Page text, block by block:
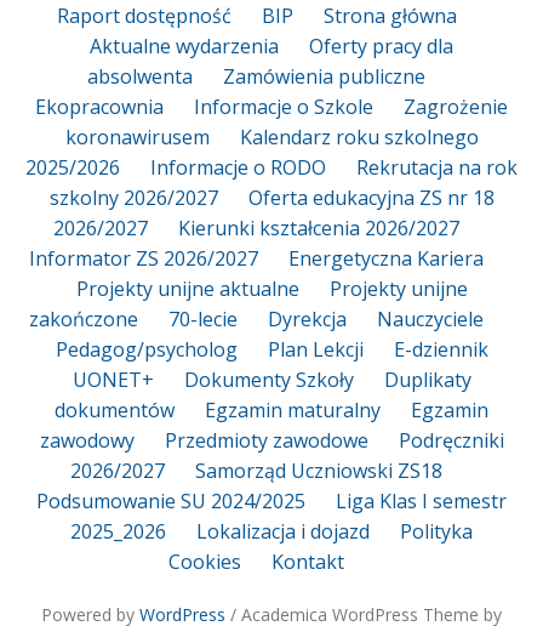
Raport dostępność
BIP
Strona główna
Aktualne wydarzenia
Oferty pracy dla
absolwenta
Zamówienia publiczne
Ekopracownia
Informacje o Szkole
Zagrożenie
koronawirusem
Kalendarz roku szkolnego
2025/2026
Informacje o RODO
Rekrutacja na rok
szkolny 2026/2027
Oferta edukacyjna ZS nr 18
2026/2027
Kierunki kształcenia 2026/2027
Informator ZS 2026/2027
Energetyczna Kariera
Projekty unijne aktualne
Projekty unijne
zakończone
70-lecie Dyrekcja
Nauczyciele
Pedagog/psycholog
Plan Lekcji
E-dziennik
UONET+
Dokumenty Szkoły
Duplikaty
dokumentów
Egzamin maturalny
Egzamin
zawodowy
Przedmioty zawodowe
Podręczniki
2026/2027
Samorząd Uczniowski ZS18
Podsumowanie SU 2024/2025
Liga Klas I semestr
2025_2026
Lokalizacja i dojazd
Polityka
Cookies
Kontakt
Powered by WordPress / Academica WordPress Theme by